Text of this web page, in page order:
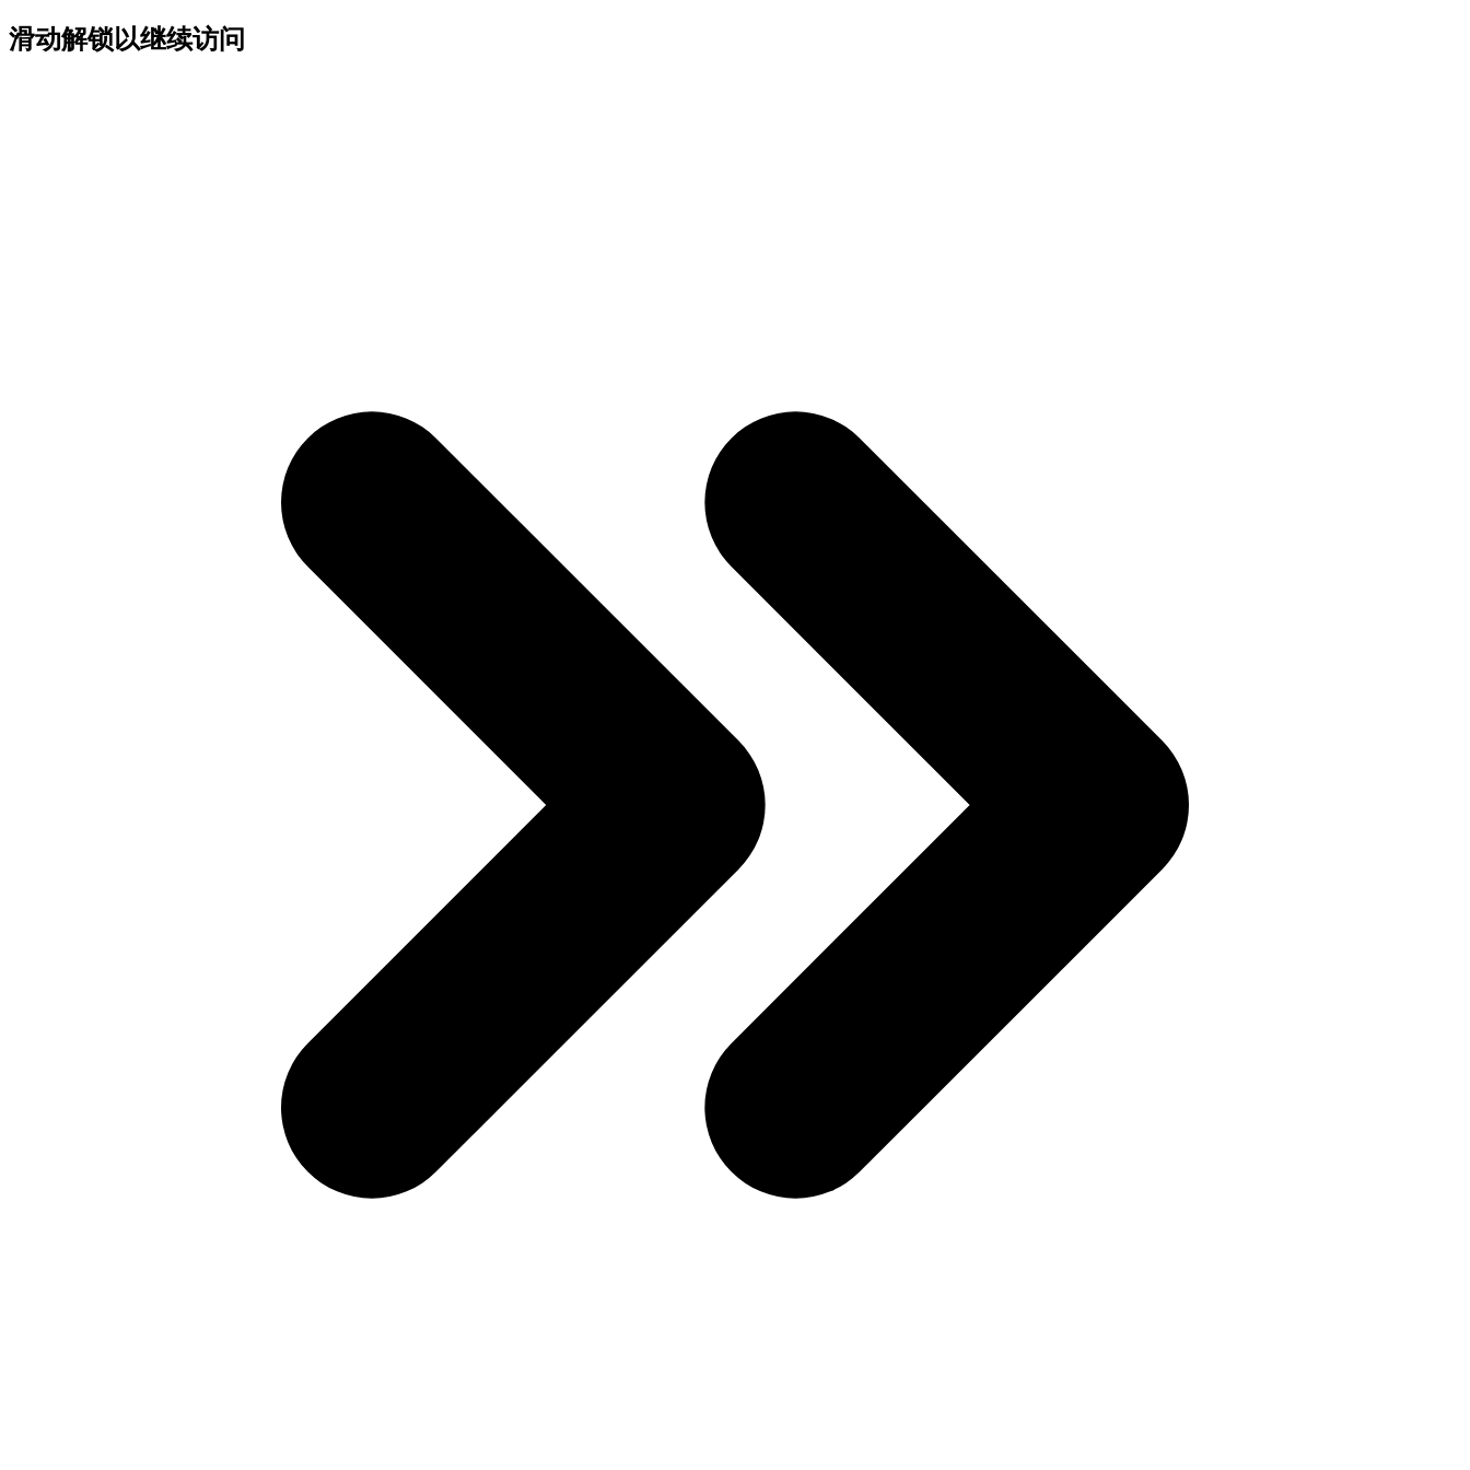
滑动解锁以继续访问